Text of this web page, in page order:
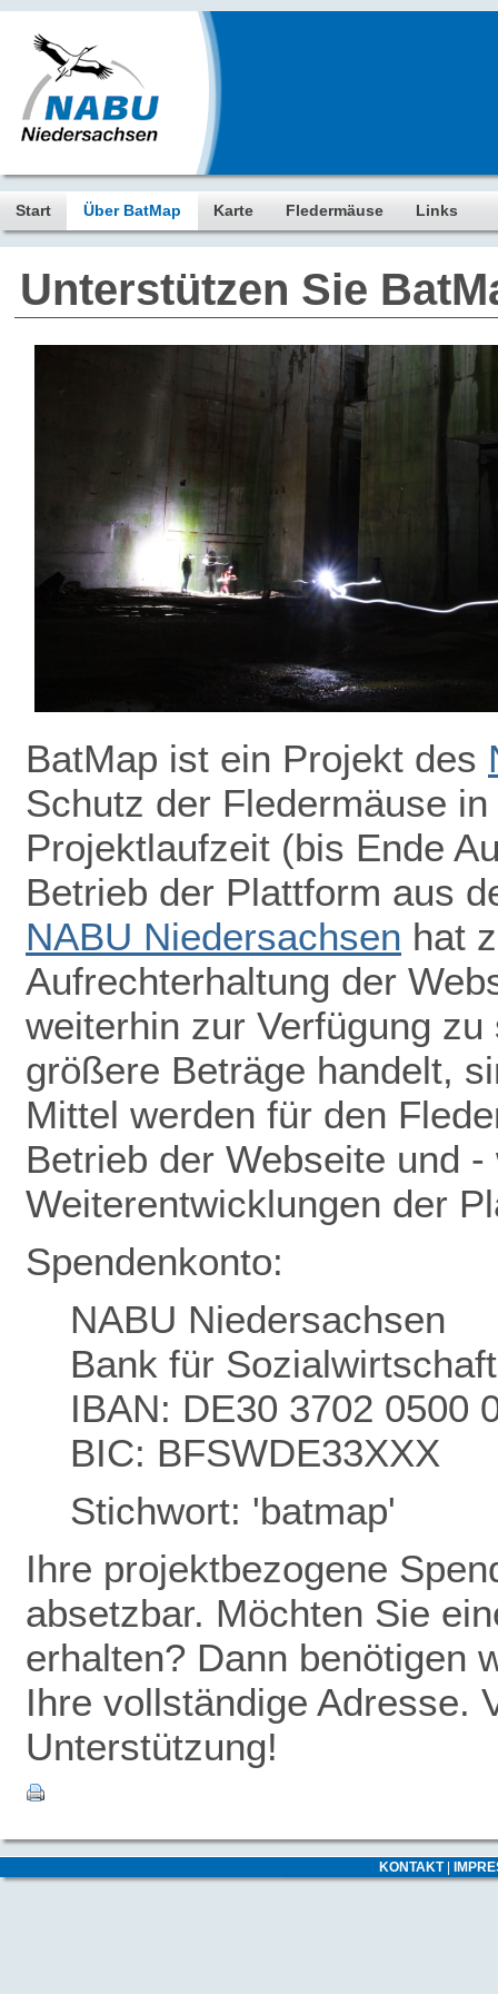
Start Über BatMap Karte Fledermäuse Links
Unterstützen Sie
BatMap ist ein Projekt des
Schutz der Fledermäuse
Projektlaufzeit (bis Ende
Betrieb der Plattform aus
NABU Niedersachsen hat
Aufrechterhaltung der
weiterhin zur Verfügung
größere Beträge handelt,
Mittel werden für den
Betrieb der Webseite und
Weiterentwicklungen der
Spendenkonto:
NABU Niedersachsen
Bank für
IBAN: DE30 3702 0500
BIC: BFSWDE33XXX
Stichwort: 'batmap'
Ihre projektbezogene
absetzbar. Möchten Sie
erhalten? Dann benötigen
Ihre vollständige Adresse.
Unterstützung!
KONTAKT|